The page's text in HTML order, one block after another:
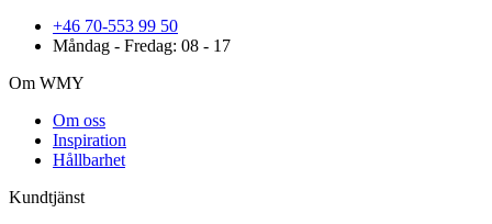
+46 70-553 99 50
Måndag - Fredag: 08 - 17
Om WMY
Om oss
Inspiration
Hållbarhet
Kundtjänst